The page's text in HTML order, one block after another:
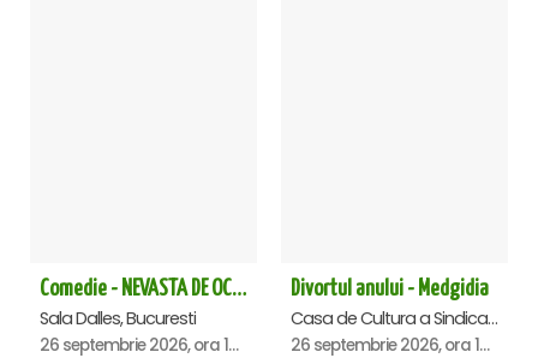
Comedie - NEVASTA DE OCAZIE !!!
Sala Dalles, Bucuresti
26 septembrie 2026, ora 19:00
Divortul anului - Medgidia
Casa de Cultura a Sindicatelor Lucian Grigorescu, Medgidia
26 septembrie 2026, ora 19:00